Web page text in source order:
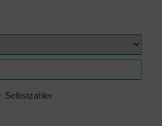
Selbstzahler